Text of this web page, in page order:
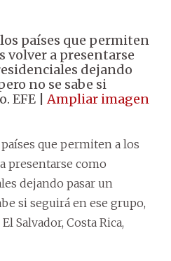
países que permiten
volver a presentarse
dejando
no se sabe si
EFE |Ampliar imagen
que permiten a los
presentarse como
dejando pasar un
si seguirá en ese grupo,
Salvador, Costa Rica,